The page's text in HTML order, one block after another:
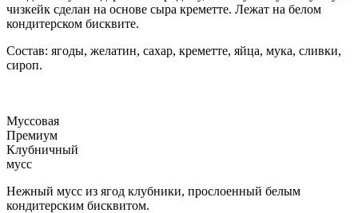
чизкейк сделан на основе сыра креметте. Лежат на белом
кондитерском бисквите.
Состав: ягоды, желатин, сахар, креметте, яйца, мука, сливки,
сироп.
Муссовая
Премиум
Клубничный
мусс
Нежный мусс из ягод клубники, прослоенный белым
кондитерским бисквитом.